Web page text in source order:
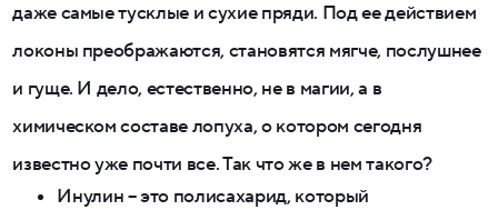
даже самые тусклые и сухие пряди. Под ее действием
локоны преображаются, становятся мягче, послушнее
и гуще. И дело, естественно, не в магии, а в
химическом составе лопуха, о котором сегодня
известно уже почти все. Так что же в нем такого?
Инулин – это полисахарид, который